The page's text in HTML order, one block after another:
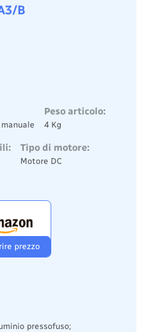
B
Peso articolo:
4 Kg
Tipo di motore:
Motore DC
prezzo
pressofuso;